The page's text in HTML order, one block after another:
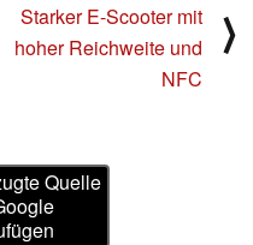
Starker E-Scooter mit
hoher Reichweite und
NFC
⟩
Quelle